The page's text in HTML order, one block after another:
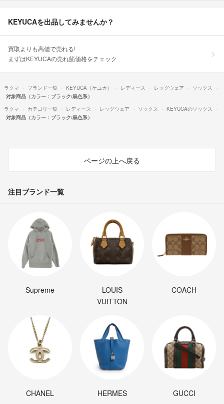
KEYUCAを出品してみませんか？
買取よりも高値で売れる!
まずはKEYUCAの売れ筋価格をチェック
ラクマ ブランド一覧 KEYUCA（ケユカ） レディース レッグウェア
ソックス
対象商品（カラー：ブラック/黒色系）
ラクマ
カテゴリ一覧 レディース レッグウェア ソックス
KEYUCAのソックス
対象商品（カラー：ブラック/黒色系）
ページの上へ戻る
注目ブランド一覧
Supreme
LOUIS
VUITTON
COACH
CHANEL HERMES GUCCI